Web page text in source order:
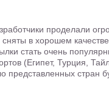
проделали
в хорошем
стать очень
(Египет, Турция,
представленных стран